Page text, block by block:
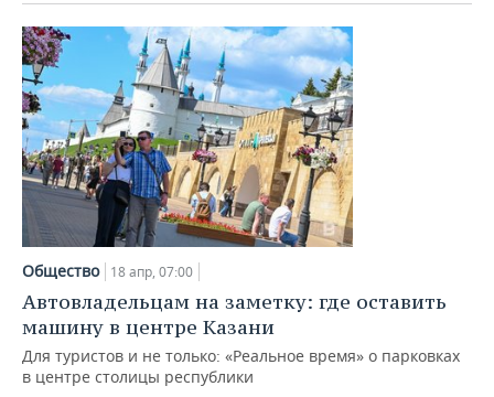
Общество 18 апр, 07:00
Автовладельцам на заметку: где оставить
машину в центре Казани
Для туристов и не только: «Реальное время» о парковках
в центре столицы республики